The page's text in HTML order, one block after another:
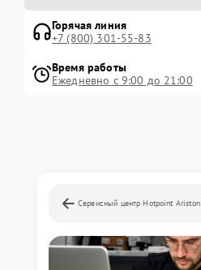
Горячая линия
+7 (800) 301-55-83
Время работы
Ежедневно с 9:00 до 21:00
Сервисный центр Hotpoint Ariston